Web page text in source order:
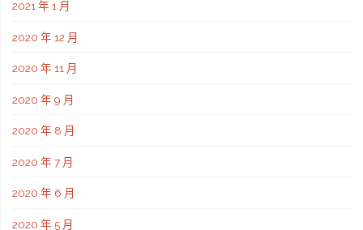
2021 年 1 月
2020 年 12 月
2020 年 11 月
2020 年 9 月
2020 年 8 月
2020 年 7 月
2020 年 6 月
2020 年 5 月